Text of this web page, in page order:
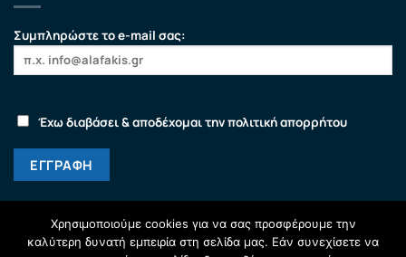
Συμπληρώστε το e-mail σας:
Έχω διαβάσει & αποδέχομαι την πολιτική απορρήτου
Χρησιμοποιούμε cookies για να σας προσφέρουμε την
καλύτερη δυνατή εμπειρία στη σελίδα μας. Εάν συνεχίσετε να